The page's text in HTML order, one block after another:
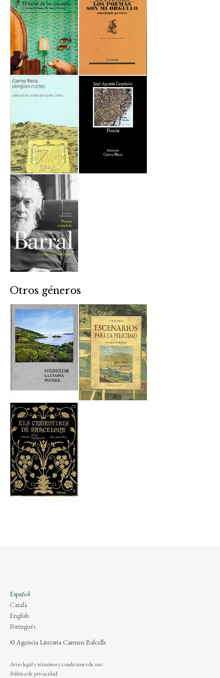
Otros géneros
Español
Català
English
Português
© Agencia Literaria Carmen Balcells
Aviso legal y términos y condiciones de uso
Política de privacidad